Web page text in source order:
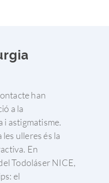
han
a la
i astigmatisme.
ulleres és la
En
Todoláser NICE,
el